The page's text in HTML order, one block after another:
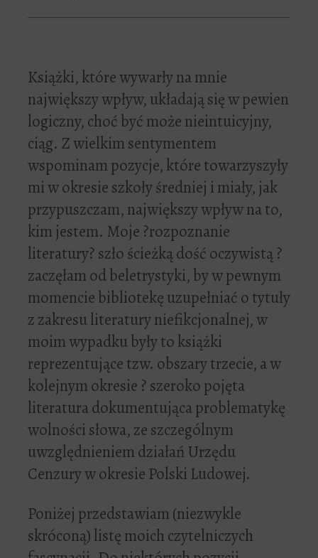
Książki, które wywarły na mnie
największy wpływ, układają się w pewien
logiczny, choć być może nieintuicyjny,
ciąg. Z wielkim sentymentem
wspominam pozycje, które towarzyszyły
mi w okresie szkoły średniej i miały, jak
przypuszczam, największy wpływ na to,
kim jestem. Moje ?rozpoznanie
literatury? szło ścieżką dość oczywistą ?
zaczęłam od beletrystyki, by w pewnym
momencie bibliotekę uzupełniać o tytuły
z zakresu literatury niefikcjonalnej, w
moim wypadku były to książki
reprezentujące tzw. obszary trzecie, a w
kolejnym okresie ? szeroko pojęta
literatura dokumentująca problematykę
wolności słowa, ze szczególnym
uwzględnieniem działań Urzędu
Cenzury w okresie Polski Ludowej.
Poniżej przedstawiam (niezwykle
skróconą) listę moich czytelniczych